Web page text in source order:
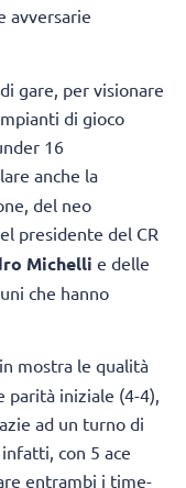
avversarie
gare, per visionare
di gioco
16
anche la
del neo
presidente del CR
Michelli e delle
che hanno
mostra le qualità
parità iniziale (4-4),
ad un turno di
con 5 ace
entrambi i time-